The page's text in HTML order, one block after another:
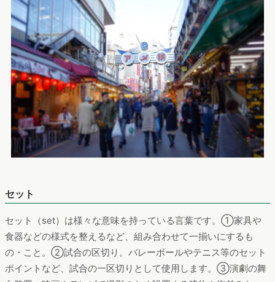
セット
セット（set）は様々な意味を持っている言葉です。①家具や
食器などの様式を整えるなど、組み合わせて一揃いにするも
の・こと。②試合の区切り。バレーボールやテニス等のセット
ポイントなど、試合の一区切りとして使用します。③演劇の舞